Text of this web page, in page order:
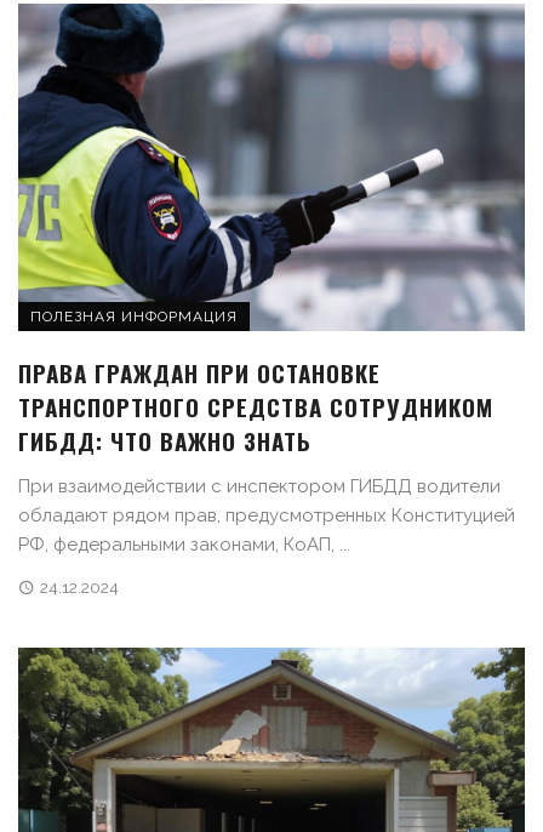
ПОЛЕЗНАЯ ИНФОРМАЦИЯ
ПРАВА ГРАЖДАН ПРИ ОСТАНОВКЕ
ТРАНСПОРТНОГО СРЕДСТВА СОТРУДНИКОМ
ГИБДД: ЧТО ВАЖНО ЗНАТЬ
При взаимодействии с инспектором ГИБДД водители
обладают рядом прав, предусмотренных Конституцией
РФ, федеральными законами, КоАП, ...
24.12.2024